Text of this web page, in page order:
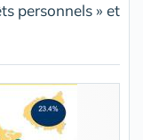
personnels » et